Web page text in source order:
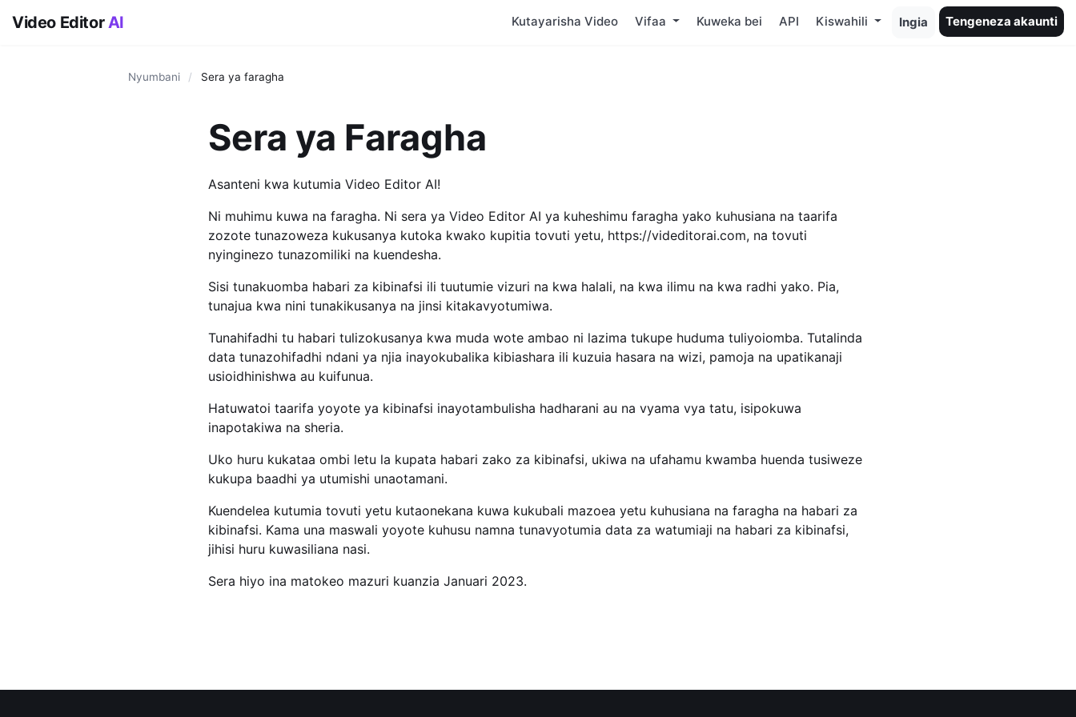
Video EditorAI Kutayarisha Video Vifaa Kuweka bei API Kiswahili Ingia Tengeneza akaunti
Nyumbani / Sera ya faragha
Sera ya Faragha
Asanteni kwa kutumia Video Editor AI!
Ni muhimu kuwa na faragha. Ni sera ya Video Editor AI ya kuheshimu faragha yako kuhusiana na taarifa
zozote tunazoweza kukusanya kutoka kwako kupitia tovuti yetu, https://videditorai.com, na tovuti
nyinginezo tunazomiliki na kuendesha.
Sisi tunakuomba habari za kibinafsi ili tuutumie vizuri na kwa halali, na kwa ilimu na kwa radhi yako. Pia,
tunajua kwa nini tunakikusanya na jinsi kitakavyotumiwa.
Tunahifadhi tu habari tulizokusanya kwa muda wote ambao ni lazima tukupe huduma tuliyoiomba. Tutalinda
data tunazohifadhi ndani ya njia inayokubalika kibiashara ili kuzuia hasara na wizi, pamoja na upatikanaji
usioidhinishwa au kuifunua.
Hatuwatoi taarifa yoyote ya kibinafsi inayotambulisha hadharani au na vyama vya tatu, isipokuwa
inapotakiwa na sheria.
Uko huru kukataa ombi letu la kupata habari zako za kibinafsi, ukiwa na ufahamu kwamba huenda tusiweze
kukupa baadhi ya utumishi unaotamani.
Kuendelea kutumia tovuti yetu kutaonekana kuwa kukubali mazoea yetu kuhusiana na faragha na habari za
kibinafsi. Kama una maswali yoyote kuhusu namna tunavyotumia data za watumiaji na habari za kibinafsi,
jihisi huru kuwasiliana nasi.
Sera hiyo ina matokeo mazuri kuanzia Januari 2023.